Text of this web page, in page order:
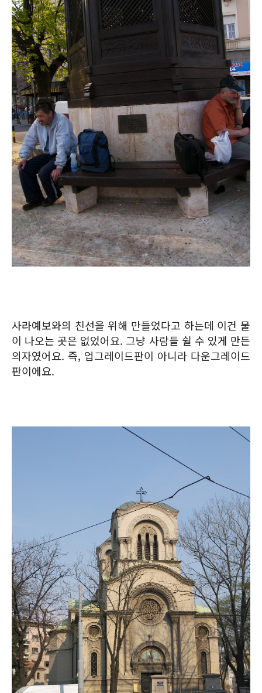
사라예보와의 친선을 위해 만들었다고 하는데 이건 물
이 나오는 곳은 없었어요. 그냥 사람들 쉴 수 있게 만든
의자였어요. 즉, 업그레이드판이 아니라 다운그레이드
판이에요.